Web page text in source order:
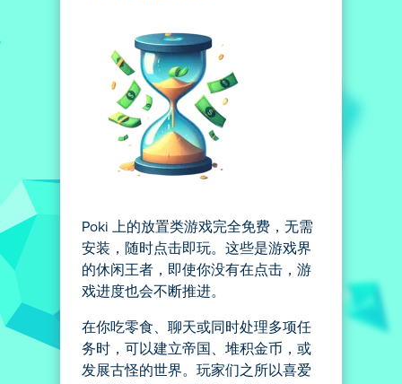
Poki 上的放置类游戏完全免费，无需
安装，随时点击即玩。这些是游戏界
的休闲王者，即使你没有在点击，游
戏进度也会不断推进。
在你吃零食、聊天或同时处理多项任
务时，可以建立帝国、堆积金币，或
发展古怪的世界。玩家们之所以喜爱